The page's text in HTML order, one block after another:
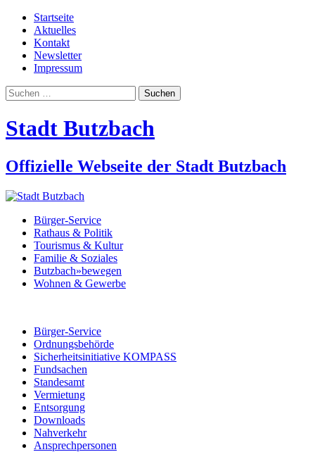
Startseite
Aktuelles
Kontakt
Newsletter
Impressum
Suchen
nach:
Stadt Butzbach
Offizielle Webseite der Stadt Butzbach
Bürger-Service
Rathaus & Politik
Tourismus & Kultur
Familie & Soziales
Butzbach»bewegen
Wohnen & Gewerbe
Bürger-Service
Ordnungsbehörde
Sicherheitsinitiative KOMPASS
Fundsachen
Standesamt
Vermietung
Entsorgung
Downloads
Nahverkehr
Ansprechpersonen